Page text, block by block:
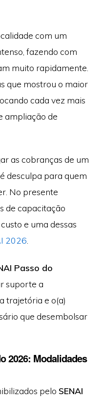
com um
fazendo com
muito rapidamente.
que mostrou o maior
cada vez mais
ampliação de
as cobranças de um
desculpa para quem
No presente
de capacitação
e uma dessas
2026
Passo do
suporte a
trajetória e o(a)
que desembolsar
2026: Modalidades
pelo SENAI